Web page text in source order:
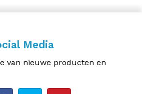
Media
van nieuwe producten en